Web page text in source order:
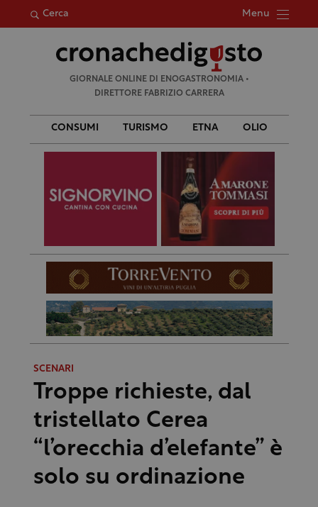
Cerca Menu
per:
GIORNALE ONLINE DI ENOGASTRONOMIA •
DIRETTORE FABRIZIO CARRERA
CONSUMI TURISMO ETNA OLIO
SCENARI
Troppe richieste, dal
tristellato Cerea
“l’orecchia d’elefante” è
solo su ordinazione